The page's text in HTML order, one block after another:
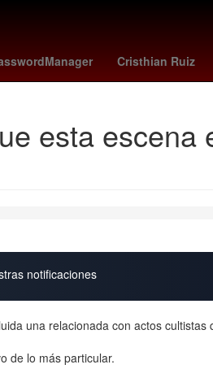
Cristhian Ruiz
de noviembre Ridley Scott Jorge
esta escena
notificaciones
una relacionada con actos cultistas
de lo más particular.